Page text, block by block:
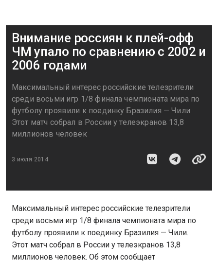
Внимание россиян к плей-офф
ЧМ упало по сравнению с 2002 и
2006 годами
Максимальный интерес российские телезрители
среди восьми игр 1/8 финала чемпионата мира по
футболу проявили к поединку Бразилия — Чили.
Этот матч собрал в России у телеэкранов 13,8
миллионов человек
3 июля 2014
Максимальный интерес российские телезрители
среди восьми игр 1/8 финала чемпионата мира по
футболу проявили к поединку Бразилия — Чили.
Этот матч собрал в России у телеэкранов 13,8
миллионов человек. Об этом сообщает